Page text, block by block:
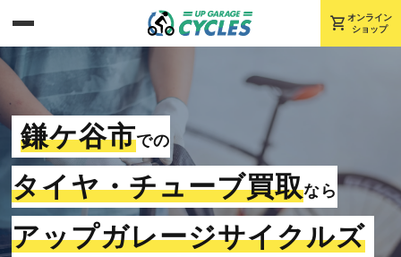
shopping_cart オンライン
ショップ
鎌ケ谷市での
タイヤ・チューブ買取なら
アップガレージサイクルズ